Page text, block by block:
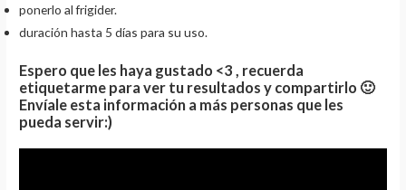
ponerlo al frigider.
duración hasta 5 días para su uso.
Espero que les haya gustado <3 , recuerda
etiquetarme para ver tu resultados y compartirlo 🙂
Envíale esta información a más personas que les
pueda servir:)